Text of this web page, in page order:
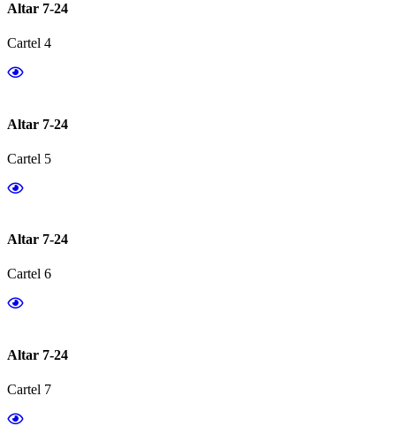
Altar 7-24
Cartel 4
Altar 7-24
Cartel 5
Altar 7-24
Cartel 6
Altar 7-24
Cartel 7